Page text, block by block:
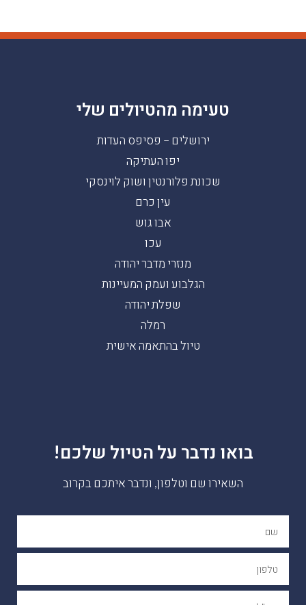
טעימה מהטיולים שלי
ירושלים – פסיפס העדות
יפו העתיקה
שכונת פלורנטין ושוק לוינסקי
עין כרם
אבו גוש
עכו
מנזרי מדבר יהודה
הגלבוע ועמק המעיינות
שפלת יהודה
רמלה
טיול בהתאמה אישית
בואו נדבר על הטיול שלכם!
השאירו שם וטלפון, ונדבר איתכם בקרוב